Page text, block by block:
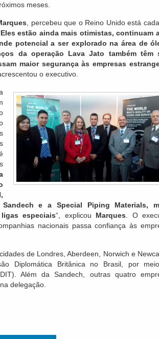
meses.
, percebeu que o Reino Unido está
Eles estão ainda mais otimistas, continuam
potencial a ser explorado na área de
da operação Lava Jato também têm
maior segurança às empresas
o executivo.
e a Special Piping Materials,
especiais“, explicou Marques . O
nacionais passa confiança às
de Londres, Aberdeen, Norwich e
Diplomática Britânica no Brasil, por
Além da Sandech, outras quatro
delegação.